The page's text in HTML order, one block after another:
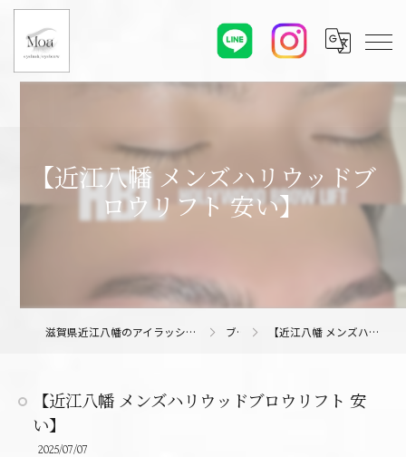
【近江八幡 メンズハリウッドブ
ロウリフト 安い】
滋賀県近江八幡のアイラッシュサロンならMoa eyelash/eyebrow ブログ 【近江八幡 メンズハリウッドブロウリフト 安い】
【近江八幡 メンズハリウッドブロウリフト 安
い】
2025/07/07